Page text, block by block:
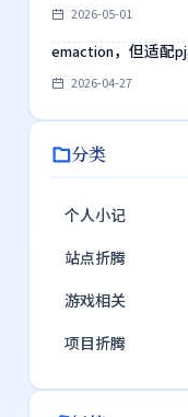
2026-05-01
emaction，但适配
2026-04-27
分类
个人小记
站点折腾
游戏相关
项目折腾